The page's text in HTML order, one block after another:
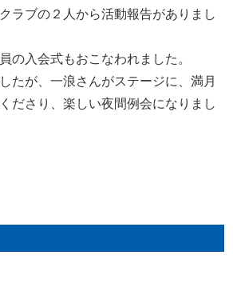
ラブの２人から活動報告がありまし
の入会式もおこなわれました。
たが、一浪さんがステージに、満月
ださり、楽しい夜間例会になりまし